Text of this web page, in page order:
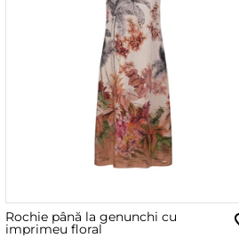
Rochie până la genunchi cu
imprimeu floral